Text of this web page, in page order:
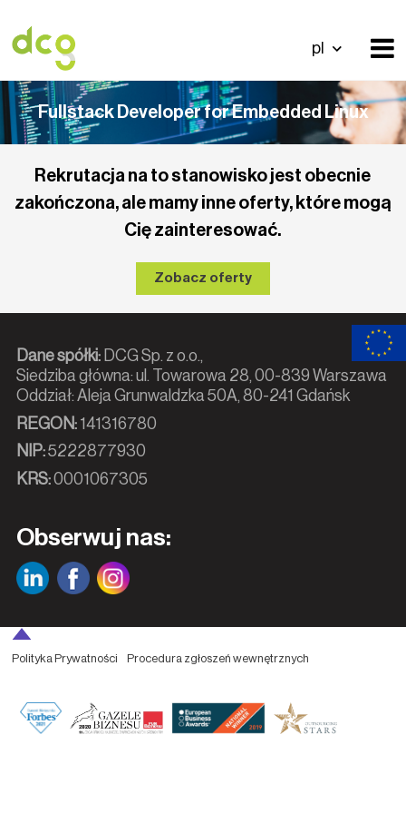
pl
Fullstack Developer for Embedded Linux
Rekrutacja na to stanowisko jest obecnie
zakończona, ale mamy inne oferty, które mogą
Cię zainteresować.
Zobacz oferty
Dane spółki:DCG Sp. z o.o.,
Siedziba główna: ul. Towarowa 28, 00-839 Warszawa
Oddział: Aleja Grunwaldzka 50A, 80-241 Gdańsk
REGON:141316780
NIP:5222877930
KRS:0001067305
Obserwuj nas:
Polityka Prywatności Procedura zgłoszeń wewnętrznych